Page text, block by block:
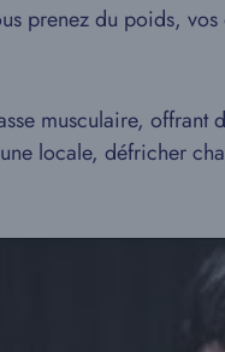
prenez du poids, vos
musculaire, offrant
locale, défricher